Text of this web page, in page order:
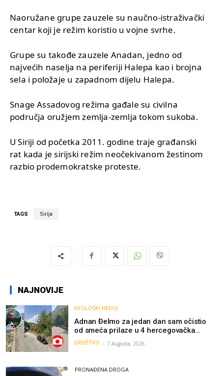
Naoružane grupe zauzele su naučno-istraživački
centar koji je režim koristio u vojne svrhe.
Grupe su takođe zauzele Anadan, jedno od
najvećih naselja na periferiji Halepa kao i brojna
sela i položaje u zapadnom dijelu Halepa.
Snage Assadovog režima gađale su civilna
područja oružjem zemlja-zemlja tokom sukoba.
U Siriji od početka 2011. godine traje građanski
rat kada je sirijski režim neočekivanom žestinom
razbio prodemokratske proteste.
TAGS Sirija
NAJNOVIJE
EKOLOŠKI HEROJ
Adnan Đelmo za jedan dan sam očistio
od smeća prilaze u 4 hercegovačka
grada: “Danas nisam čistio samo smeće,
čistio sam sliku o nama”
DRUŠTVO 7 Augusta, 2026
PRONAĐENA DROGA